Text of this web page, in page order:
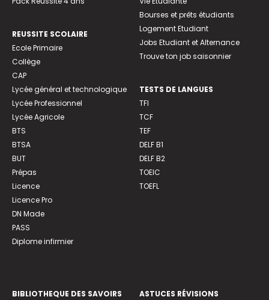
REUSSITE SCOLAIRE
Ecole Primaire
Collège
CAP
Lycée général et technologique
Lycée Professionnel
Lycée Agricole
BTS
BTSA
BUT
Prépas
Licence
Licence Pro
DN Made
PASS
Diplome infirmier
Bourses et prêts étudiants
Logement Etudiant
Jobs Etudiant et Alternance
Trouve ton job saisonnier
TESTS DE LANGUES
TFI
TCF
TEF
DELF B1
DELF B2
TOEIC
TOEFL
BIBLIOTHEQUE DES SAVOIRS
ASTUCES RÉVISIONS